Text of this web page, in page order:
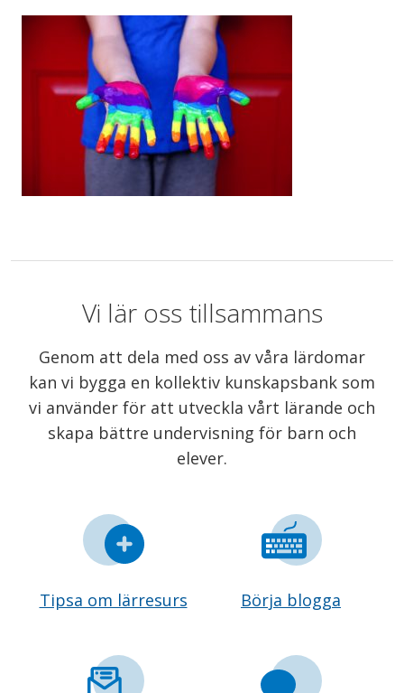
Vi lär oss tillsammans
Genom att dela med oss av våra lärdomar
kan vi bygga en kollektiv kunskapsbank som
vi använder för att utveckla vårt lärande och
skapa bättre undervisning för barn och
elever.
Tipsa om lärresurs Börja blogga